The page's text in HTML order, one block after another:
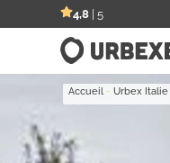
4,8 | 5
Accueil -Urbex Italie